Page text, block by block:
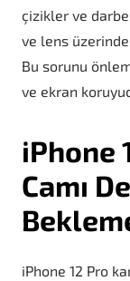
çizikler ve
ve lens
Bu sorunu
ve ekran
iPhone
Camı
iPhone 12 Pro